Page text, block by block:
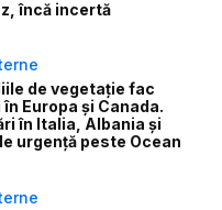
încă incertă
de vegetație fac
Europa și Canada.
în Italia, Albania și
urgență peste Ocean